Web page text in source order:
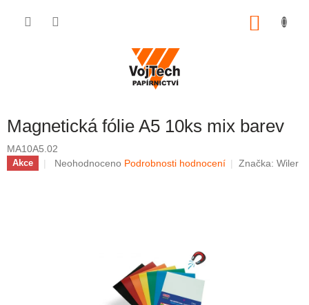
Magnetická fólie A5 10ks mix barev
MA10A5.02
Akce Průměrné hodnocení produktu je 0,0 z 5 hvězdiček.
Neohodnoceno Podrobnosti hodnocení Značka: Wiler